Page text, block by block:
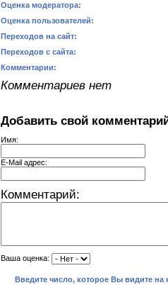
Оценка модератора:
Оценка пользователей:
Переходов на сайт:
Переходов с сайта:
Комментарии:
Комментариев нет
Добавить свой
Имя:
E-Mail адрес:
Комментарий:
Ваша оценка:
Введите число, которое Вы видите на